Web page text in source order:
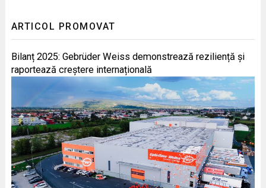
ARTICOL PROMOVAT
Bilanț 2025: Gebrüder Weiss demonstrează reziliență și
raportează creștere internațională